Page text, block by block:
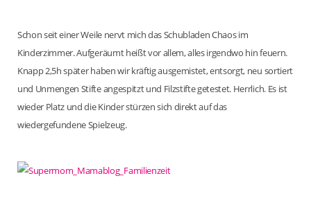
Schon seit einer Weile nervt mich das Schubladen Chaos im
Kinderzimmer. Aufgeräumt heißt vor allem, alles irgendwo hin feuern.
Knapp 2,5h später haben wir kräftig ausgemistet, entsorgt, neu sortiert
und Unmengen Stifte angespitzt und Filzstifte getestet. Herrlich. Es ist
wieder Platz und die Kinder stürzen sich direkt auf das
wiedergefundene Spielzeug.